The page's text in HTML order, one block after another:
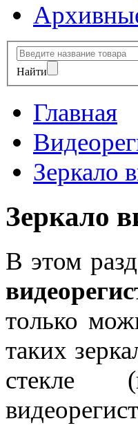
Найти
Главная
Зеркало
Зеркало
В этом
только
таких
стекле